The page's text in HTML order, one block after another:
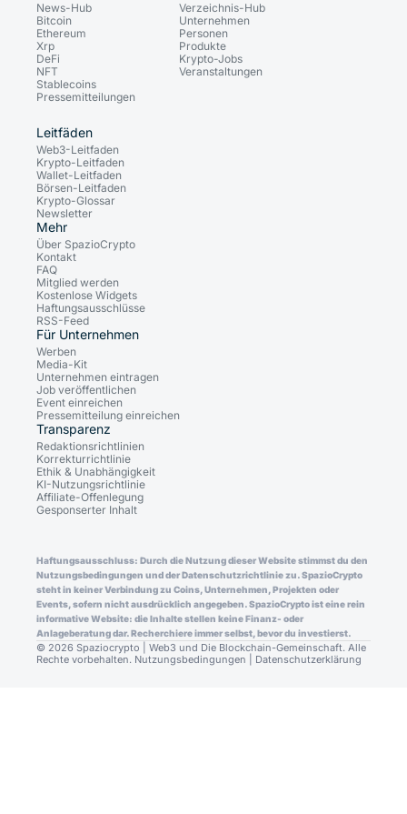
News-Hub
Bitcoin
Ethereum
Xrp
DeFi
NFT
Stablecoins
Pressemitteilungen
Verzeichnis-Hub
Unternehmen
Personen
Produkte
Krypto-Jobs
Veranstaltungen
Leitfäden
Web3-Leitfaden
Krypto-Leitfaden
Wallet-Leitfaden
Börsen-Leitfaden
Krypto-Glossar
Newsletter
Mehr
Über SpazioCrypto
Kontakt
FAQ
Mitglied werden
Kostenlose Widgets
Haftungsausschlüsse
RSS-Feed
Für Unternehmen
Werben
Media-Kit
Unternehmen eintragen
Job veröffentlichen
Event einreichen
Pressemitteilung einreichen
Transparenz
Redaktionsrichtlinien
Korrekturrichtlinie
Ethik & Unabhängigkeit
KI-Nutzungsrichtlinie
Affiliate-Offenlegung
Gesponserter Inhalt
Haftungsausschluss: Durch die Nutzung dieser Website stimmst du den
Nutzungsbedingungen und der Datenschutzrichtlinie zu. SpazioCrypto
steht in keiner Verbindung zu Coins, Unternehmen, Projekten oder
Events, sofern nicht ausdrücklich angegeben. SpazioCrypto ist eine rein
informative Website: die Inhalte stellen keine Finanz- oder
Anlageberatung dar. Recherchiere immer selbst, bevor du investierst.
© 2026 Spaziocrypto | Web3 und Die Blockchain-Gemeinschaft. Alle
Rechte vorbehalten. Nutzungsbedingungen Datenschutzerklärung